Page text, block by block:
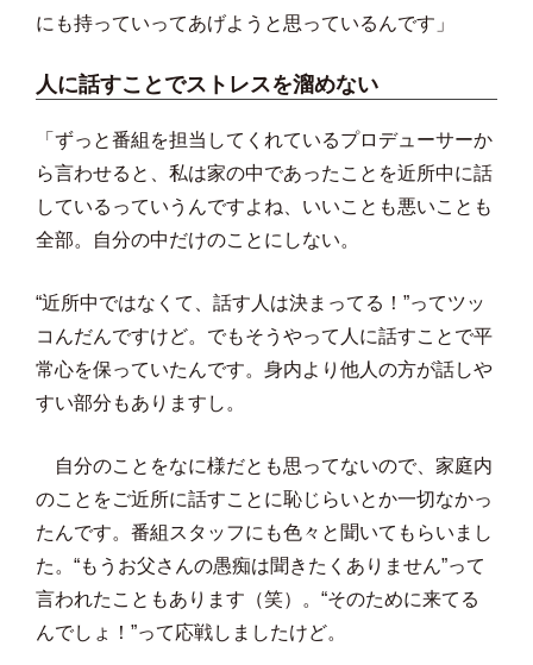
にも持っていってあげようと思っているんです」
人に話すことでストレスを溜めない
「ずっと番組を担当してくれているプロデューサーか
ら言わせると、私は家の中であったことを近所中に話
しているっていうんですよね、いいことも悪いことも
全部。自分の中だけのことにしない。
“近所中ではなくて、話す人は決まってる！”ってツッ
コんだんですけど。でもそうやって人に話すことで平
常心を保っていたんです。身内より他人の方が話しや
すい部分もありますし。
自分のことをなに様だとも思ってないので、家庭内
のことをご近所に話すことに恥じらいとか一切なかっ
たんです。番組スタッフにも色々と聞いてもらいまし
た。“もうお父さんの愚痴は聞きたくありません”って
言われたこともあります（笑）。“そのために来てる
んでしょ！”って応戦しましたけど。